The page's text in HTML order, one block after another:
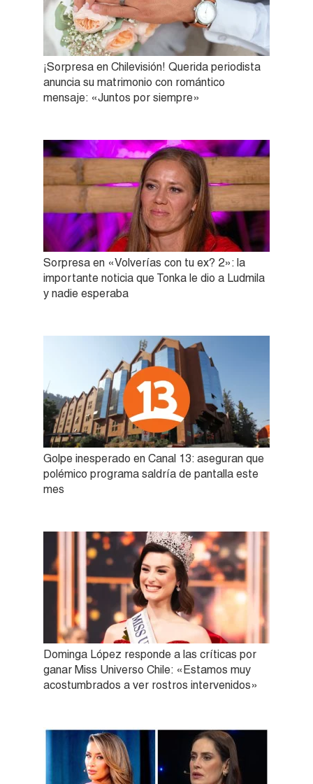
¡Sorpresa en Chilevisión! Querida periodista
anuncia su matrimonio con romántico
mensaje: «Juntos por siempre»
Sorpresa en «Volverías con tu ex? 2»: la
importante noticia que Tonka le dio a Ludmila
y nadie esperaba
Golpe inesperado en Canal 13: aseguran que
polémico programa saldría de pantalla este
mes
Dominga López responde a las críticas por
ganar Miss Universo Chile: «Estamos muy
acostumbrados a ver rostros intervenidos»